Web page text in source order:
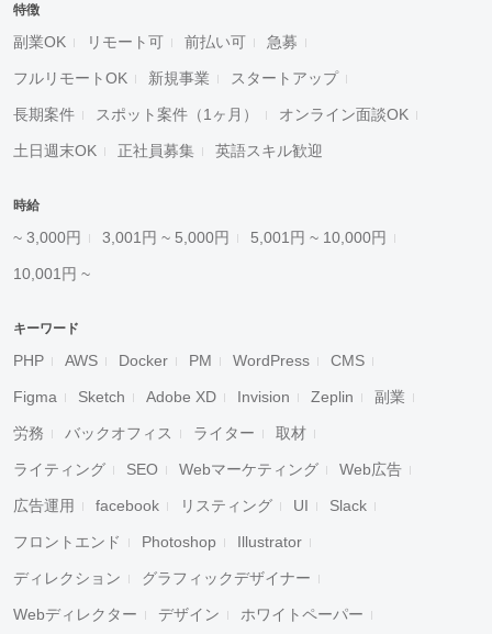
特徴
副業OK リモート可 前払い可 急募
フルリモートOK 新規事業 スタートアップ
長期案件 スポット案件（1ヶ月） オンライン面談OK
土日週末OK 正社員募集 英語スキル歓迎
時給
~ 3,000円 3,001円 ~ 5,000円 5,001円 ~ 10,000円
10,001円 ~
キーワード
PHP AWS Docker PM WordPress CMS
Figma Sketch Adobe XD Invision Zeplin 副業
労務 バックオフィス ライター 取材
ライティング SEO Webマーケティング Web広告
広告運用 facebook リスティング UI Slack
フロントエンド Photoshop Illustrator
ディレクション グラフィックデザイナー
Webディレクター デザイン ホワイトペーパー